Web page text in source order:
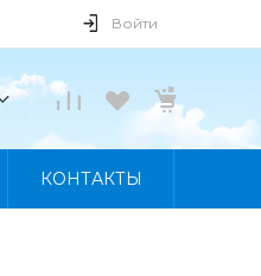
Войти
КОНТАКТЫ